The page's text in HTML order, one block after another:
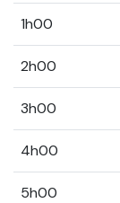
1h00
2h00
3h00
4h00
5h00